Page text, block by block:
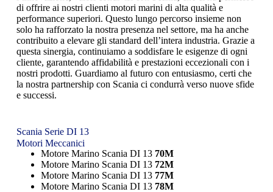
di offrire ai nostri clienti motori marini di alta qualità e
performance superiori. Questo lungo percorso insieme non
solo ha rafforzato la nostra presenza nel settore, ma ha anche
contribuito a elevare gli standard dell’intera industria. Grazie a
questa sinergia, continuiamo a soddisfare le esigenze di ogni
cliente, garantendo affidabilità e prestazioni eccezionali con i
nostri prodotti. Guardiamo al futuro con entusiasmo, certi che
la nostra partnership con Scania ci condurrà verso nuove sfide
e successi.
Scania Serie DI 13
Motori Meccanici
Motore Marino Scania DI 1370M
Motore Marino Scania DI 1372M
Motore Marino Scania DI 1377M
Motore Marino Scania DI 1378M